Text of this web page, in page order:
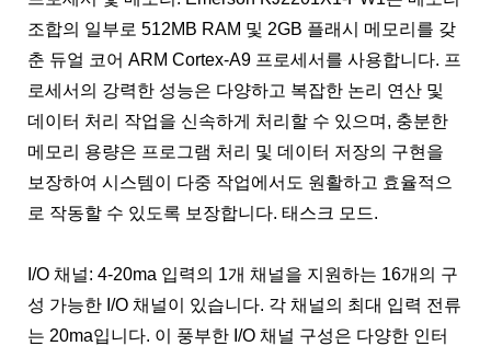
조합의 일부로 512MB RAM 및 2GB 플래시 메모리를 갖
춘 듀얼 코어 ARM Cortex-A9 프로세서를 사용합니다. 프
로세서의 강력한 성능은 다양하고 복잡한 논리 연산 및
데이터 처리 작업을 신속하게 처리할 수 있으며, 충분한
메모리 용량은 프로그램 처리 및 데이터 저장의 구현을
보장하여 시스템이 다중 작업에서도 원활하고 효율적으
로 작동할 수 있도록 보장합니다. 태스크 모드.
I/O 채널: 4-20ma 입력의 1개 채널을 지원하는 16개의 구
성 가능한 I/O 채널이 있습니다. 각 채널의 최대 입력 전류
는 20ma입니다. 이 풍부한 I/O 채널 구성은 다양한 인터